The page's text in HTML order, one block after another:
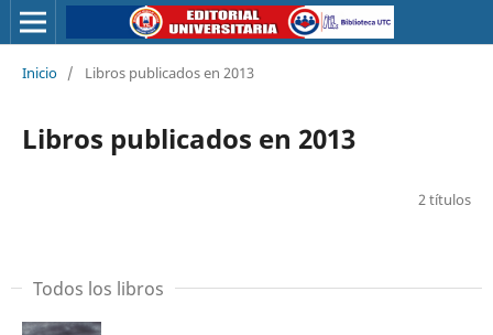
Inicio / Libros publicados en 2013
Libros publicados en 2013
2 títulos
Todos los libros